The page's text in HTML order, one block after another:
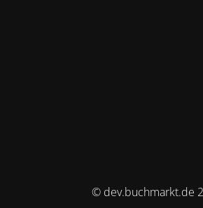
© dev.buchmarkt.de